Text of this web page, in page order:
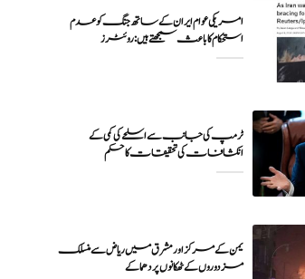
امریکی عوام ایران کے ساتھ جنگ کو عدم
ٹرمپ کی جانب سے اسلحے کی کمی کے
انکشافات کی تحقیقات کا حکم
یمن کے مرکز اور مشرق میں ریاض سے منسلک
مزدوروں کے ٹھکانوں پر دھماکے